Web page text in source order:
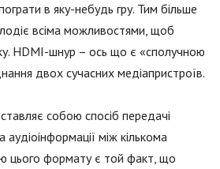
в яку-небудь гру. Тим більше
всіма можливостями, щоб
HDMI-шнур – ось що є «сполучною
двох сучасних медіапристроїв.
собою спосіб передачі
між кількома
цього формату є той факт, що